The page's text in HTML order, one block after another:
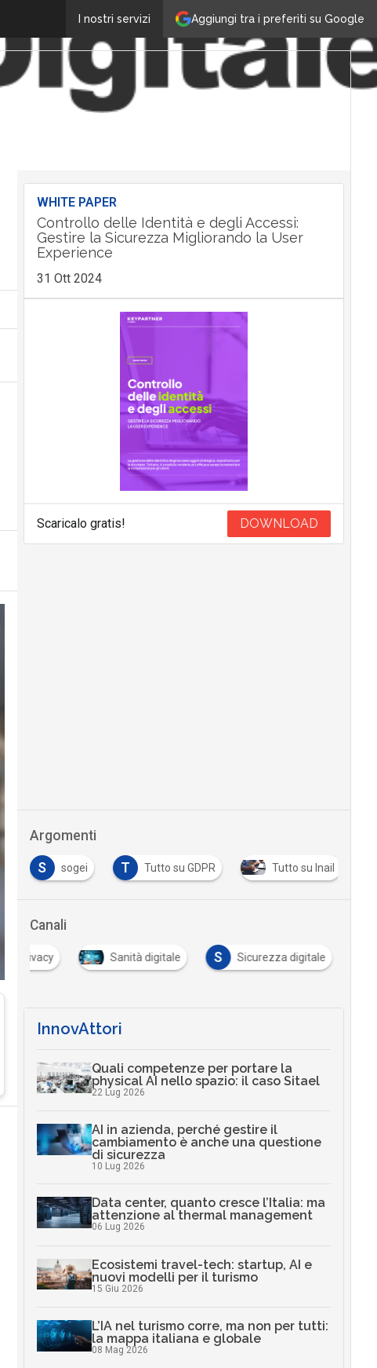
Aggiungi tra i preferiti su Google
I nostri servizi
WHITE PAPER
Controllo delle Identità e degli Accessi:
Gestire la Sicurezza Migliorando la User
Experience
31 Ott 2024
Scaricalo gratis! DOWNLOAD
Argomenti
S sogei T Tutto su GDPR Tutto su Inail
Canali
Privacy Sanità digitale S Sicurezza digitale
InnovAttori
Quali competenze per portare la
physical AI nello spazio: il caso Sitael
22 Lug 2026
AI in azienda, perché gestire il
cambiamento è anche una questione
di sicurezza
10 Lug 2026
Data center, quanto cresce l’Italia: ma
attenzione al thermal management
06 Lug 2026
Ecosistemi travel-tech: startup, AI e
nuovi modelli per il turismo
15 Giu 2026
L’IA nel turismo corre, ma non per tutti:
la mappa italiana e globale
08 Mag 2026